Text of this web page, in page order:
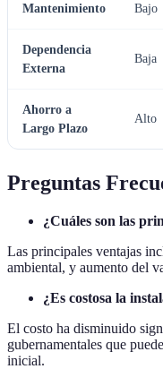
Mantenimiento Bajo
Dependencia
Externa
Baja
Ahorro a
Largo Plazo
Alto
Preguntas
¿Cuáles son las
Las principales ventajas
ambiental, y aumento del
¿Es costosa la
El costo ha disminuido
gubernamentales que
inicial.